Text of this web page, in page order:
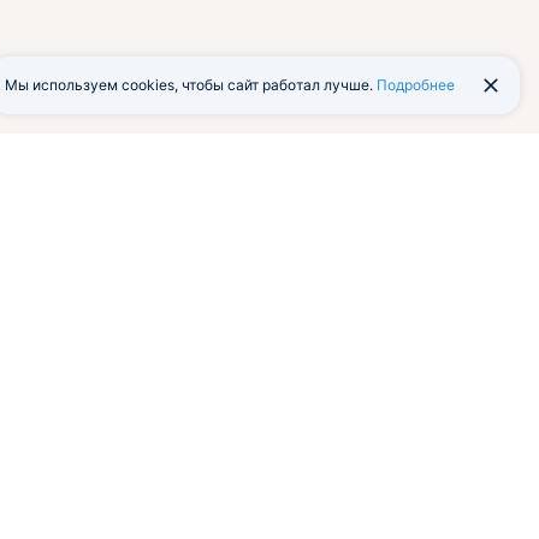
Мы используем cookies, чтобы сайт работал лучше. Подробнее